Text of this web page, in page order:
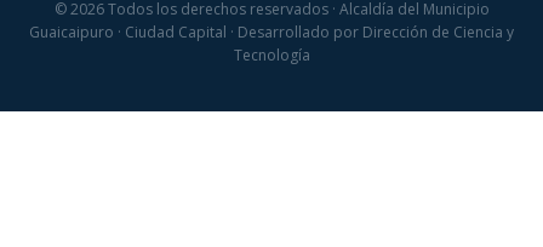
© 2026 Todos los derechos reservados · Alcaldía del Municipio
Guaicaipuro · Ciudad Capital · Desarrollado por Dirección de Ciencia y
Tecnología